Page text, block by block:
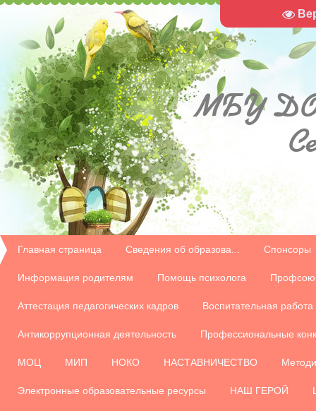
МБУ
Главная страница Сведения об образова... Спонсоры
Информация родителям Помощь психолога
Аттестация педагогических кадров Воспитательная работа
Антикоррупционная деятельность Профессиональные
МОЦ МИП НОКО НАСТАВНИЧЕСТВО
Электронные образовательные ресурсы НАШ ГЕРОЙ